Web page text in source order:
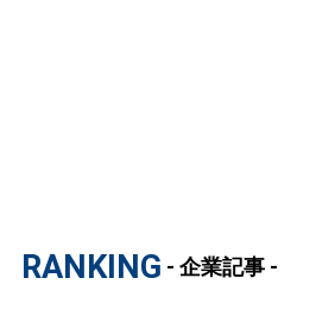
RANKING - 企業記事 -